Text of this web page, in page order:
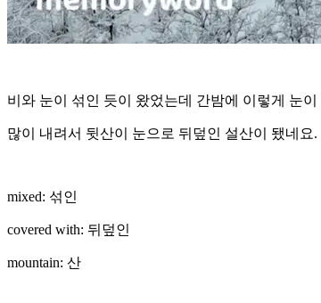
비와 눈이 섞인 듯이 왔었는데 간밤에 이렇게 눈이
많이 내려서 뒷산이 눈으로 뒤덮인 설산이 됐네요.
mixed: 섞인
covered with: 뒤덮인
mountain: 산